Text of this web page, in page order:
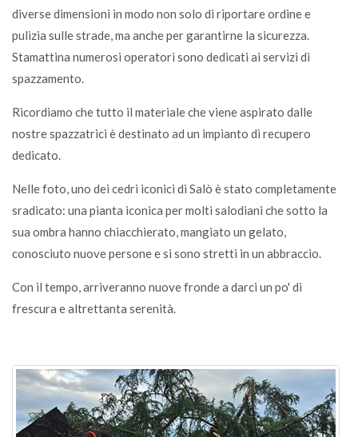
diverse dimensioni in modo non solo di riportare ordine e
pulizia sulle strade, ma anche per garantirne la sicurezza.
Stamattina numerosi operatori sono dedicati ai servizi di
spazzamento.
Ricordiamo che tutto il materiale che viene aspirato dalle
nostre spazzatrici è destinato ad un impianto di recupero
dedicato.
Nelle foto, uno dei cedri iconici di Salò è stato completamente
sradicato: una pianta iconica per molti salodiani che sotto la
sua ombra hanno chiacchierato, mangiato un gelato,
conosciuto nuove persone e si sono stretti in un abbraccio.
Con il tempo, arriveranno nuove fronde a darci un po' di
frescura e altrettanta serenità.